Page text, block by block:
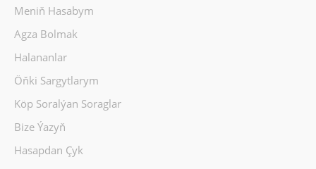
Meniň Hasabym
Agza Bolmak
Halananlar
Öňki Sargytlarym
Köp Soralýan Soraglar
Bize Ýazyň
Hasapdan Çyk